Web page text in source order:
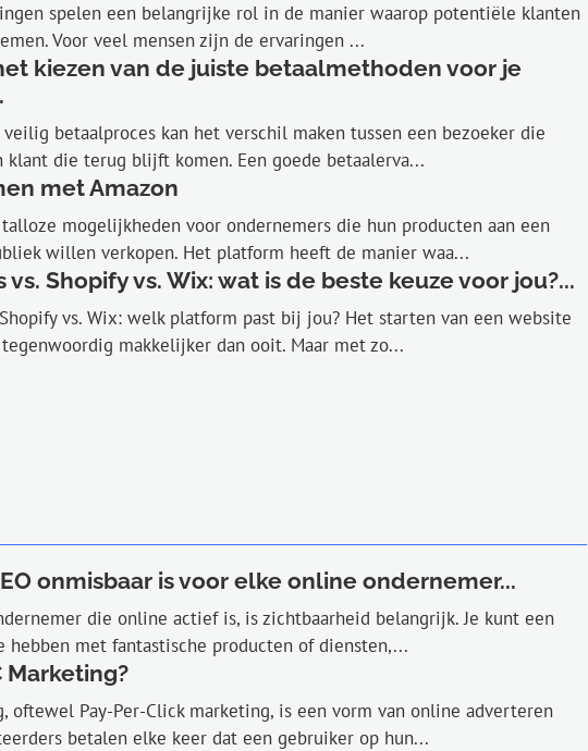
spelen een belangrijke rol in de manier waarop potentiële klanten
Voor veel mensen zijn de ervaringen ...
kiezen van de juiste betaalmethoden voor je
veilig betaalproces kan het verschil maken tussen een bezoeker die
klant die terug blijft komen. Een goede betaalerva...
met Amazon
mogelijkheden voor ondernemers die hun producten aan een
willen verkopen. Het platform heeft de manier waa...
vs. Shopify vs. Wix: wat is de beste keuze voor jou?...
vs. Wix: welk platform past bij jou? Het starten van een website
makkelijker dan ooit. Maar met zo...
onmisbaar is voor elke online ondernemer...
die online actief is, is zichtbaarheid belangrijk. Je kunt een
hebben met fantastische producten of diensten,...
Marketing?
oftewel Pay-Per-Click marketing, is een vorm van online adverteren
betalen elke keer dat een gebruiker op hun...